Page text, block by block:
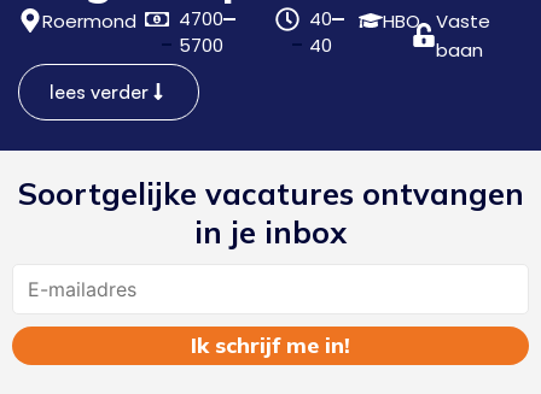
Roermond
4700
5700
40
40
HBO
Vaste
baan
lees verder
Soortgelijke vacatures ontvangen
in je inbox